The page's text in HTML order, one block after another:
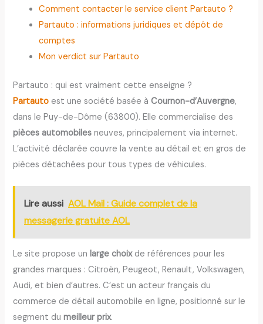
Comment contacter le service client Partauto ?
Partauto : informations juridiques et dépôt de
comptes
Mon verdict sur Partauto
Partauto : qui est vraiment cette enseigne ?
Partauto est une société basée àCournon-d’Auvergne,
dans le Puy-de-Dôme (63800). Elle commercialise des
pièces automobiles neuves, principalement via internet.
L’activité déclarée couvre la vente au détail et en gros de
pièces détachées pour tous types de véhicules.
Lire aussi AOL Mail : Guide complet de la
messagerie gratuite AOL
Le site propose unlarge choixde références pour les
grandes marques : Citroën, Peugeot, Renault, Volkswagen,
Audi, et bien d’autres. C’est un acteur français du
commerce de détail automobile en ligne, positionné sur le
segment dumeilleur prix.